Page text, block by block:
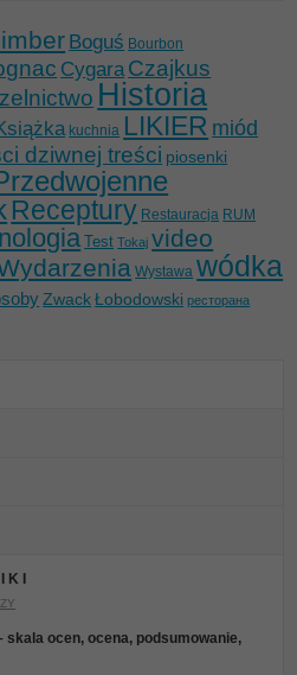
Boguś Bourbon
Cygara Czajkus
Historia
kuchnia LIKIER miód
dziwnej treści piosenki
Receptury Restauracja RUM
Test Tokaj video
Wystawa wódka
Zwack Łobodowski ресторана
K I
skala ocen, ocena, podsumowanie,